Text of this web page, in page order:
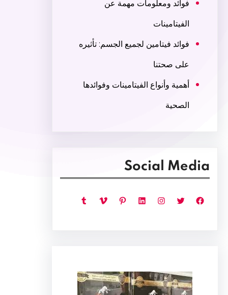
فوائد ومعلومات مهمة عن
الفيتامينات
فوائد فيتامين لجميع الجسم: تأثيره
على صحتنا
أهمية وأنواع الفيتامينات وفوائدها
الصحية
Social Media
فيسبوك تويتر إنستجرام لينكد إن بينتريست فيميو تمبلر